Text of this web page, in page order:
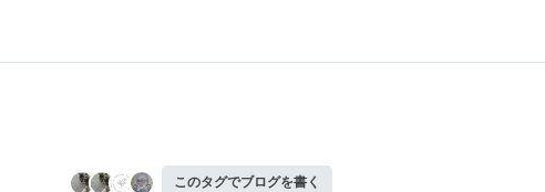
このタグでブログを書く